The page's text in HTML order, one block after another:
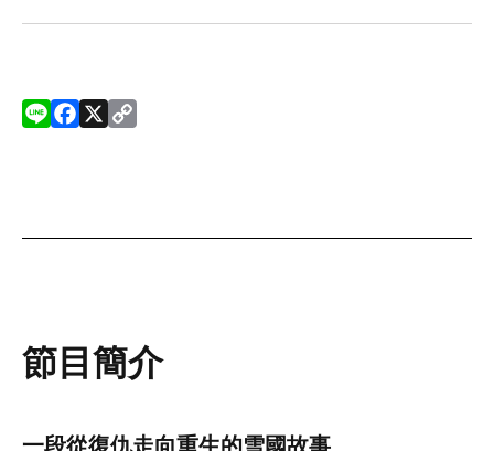
L
F
X
節目簡介
一段從復仇走向重生的雪國故事